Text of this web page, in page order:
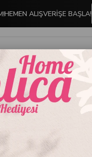
HEMEN ALIŞVERİŞE BAŞLA!
TABLO KOLEKSİYONU
AN
Stok Kodu